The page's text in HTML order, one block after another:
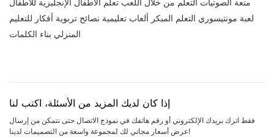
لعبة مونتيسوري التعلم المبكر ألعاب تعليمية نصائح تربوية أفكار للتعليم
المنزلي بناء الكلمات
إذا كان لديك المزيد من الأسئلة، اكتب لنا
فقط اترك بريدك الإلكتروني أو رقم هاتفك في نموذج الاتصال حتى نتمكن من إرسال
عرض أسعار مجاني لك لمجموعة واسعة من التصميمات لدينا!